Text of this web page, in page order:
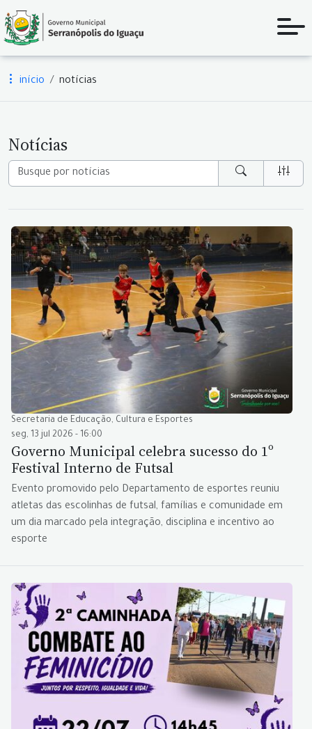
início notícias
Notícias
Secretaria de Educação, Cultura e Esportes
seg, 13 jul 2026 - 16:00
Governo Municipal celebra sucesso do 1º
Festival Interno de Futsal
Evento promovido pelo Departamento de esportes reuniu
atletas das escolinhas de futsal, famílias e comunidade em
um dia marcado pela integração, disciplina e incentivo ao
esporte